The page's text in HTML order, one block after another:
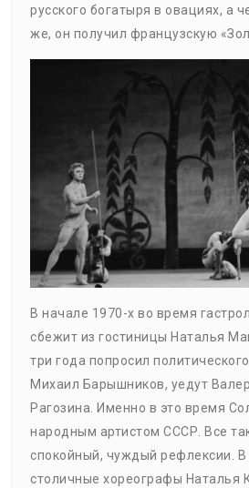
русского богатыря в овациях, а
же, он получил французскую
В начале 1970-х во время
сбежит из гостиницы Наталья
три года попросил
Михаил Барышников, уедут
Рагозина. Именно в это время
народным артистом СССР. Все
спокойный, чуждый рефлексии. В
столичные хореографы Наталья